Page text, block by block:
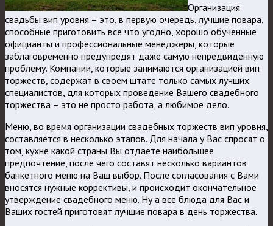
Организация
свадьбы вип уровня – это, в первую очередь, лучшие повара,
способные приготовить все что угодно, хорошо обученные
официанты и профессиональные менеджеры, которые
заблаговременно предупредят даже самую непредвиденную
проблему. Компании, которые занимаются организацией вип
торжеств, содержат в своем штате только самых лучших
специалистов, для которых проведение Вашего свадебного
торжества – это не просто работа, а любимое дело.
Меню, во время организации свадебных торжеств вип уровня,
составляется в несколько этапов. Для начала у Вас спросят о
том, кухне какой страны Вы отдаете наибольшее
предпочтение, после чего составят несколько вариантов
банкетного меню на Ваш выбор. После согласования с Вами
вносятся нужные коррективы, и происходит окончательное
утверждение свадебного меню. Ну а все блюда для Вас и
Ваших гостей приготовят лучшие повара в день торжества.